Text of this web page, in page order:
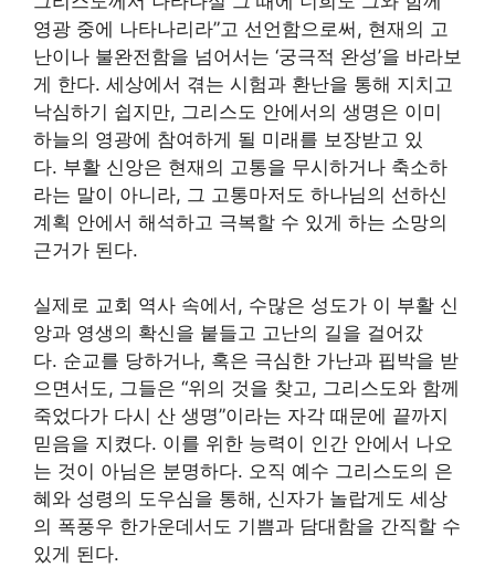
영광 중에 나타나리라”고 선언함으로써, 현재의 고
난이나 불완전함을 넘어서는 ‘궁극적 완성’을 바라보
게 한다. 세상에서 겪는 시험과 환난을 통해 지치고
낙심하기 쉽지만, 그리스도 안에서의 생명은 이미
하늘의 영광에 참여하게 될 미래를 보장받고 있
다. 부활 신앙은 현재의 고통을 무시하거나 축소하
라는 말이 아니라, 그 고통마저도 하나님의 선하신
계획 안에서 해석하고 극복할 수 있게 하는 소망의
근거가 된다.
실제로 교회 역사 속에서, 수많은 성도가 이 부활 신
앙과 영생의 확신을 붙들고 고난의 길을 걸어갔
다. 순교를 당하거나, 혹은 극심한 가난과 핍박을 받
으면서도, 그들은 “위의 것을 찾고, 그리스도와 함께
죽었다가 다시 산 생명”이라는 자각 때문에 끝까지
믿음을 지켰다. 이를 위한 능력이 인간 안에서 나오
는 것이 아님은 분명하다. 오직 예수 그리스도의 은
혜와 성령의 도우심을 통해, 신자가 놀랍게도 세상
의 폭풍우 한가운데서도 기쁨과 담대함을 간직할 수
있게 된다.